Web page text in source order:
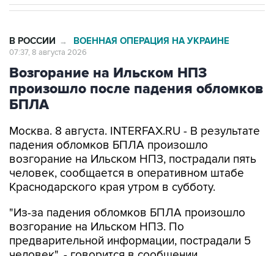
В РОССИИ → ВОЕННАЯ ОПЕРАЦИЯ НА УКРАИНЕ
07:37, 8 августа 2026
Возгорание на Ильском НПЗ
произошло после падения обломков
БПЛА
Москва. 8 августа. INTERFAX.RU - В результате
падения обломков БПЛА произошло
возгорание на Ильском НПЗ, пострадали пять
человек, сообщается в оперативном штабе
Краснодарского края утром в субботу.
"Из-за падения обломков БПЛА произошло
возгорание на Ильском НПЗ. По
предварительной информации, пострадали 5